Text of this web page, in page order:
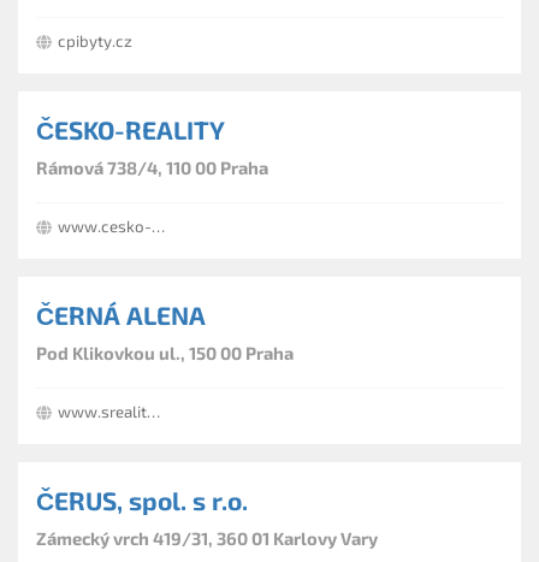
cpibyty.cz
ČESKO-REALITY
Rámová 738/4, 110 00 Praha
www.cesko-reality.cz
ČERNÁ ALENA
Pod Klikovkou ul., 150 00 Praha
www.sreality.cz/firma/alena-cerna-praha/5546
ČERUS, spol. s r.o.
Zámecký vrch 419/31, 360 01 Karlovy Vary